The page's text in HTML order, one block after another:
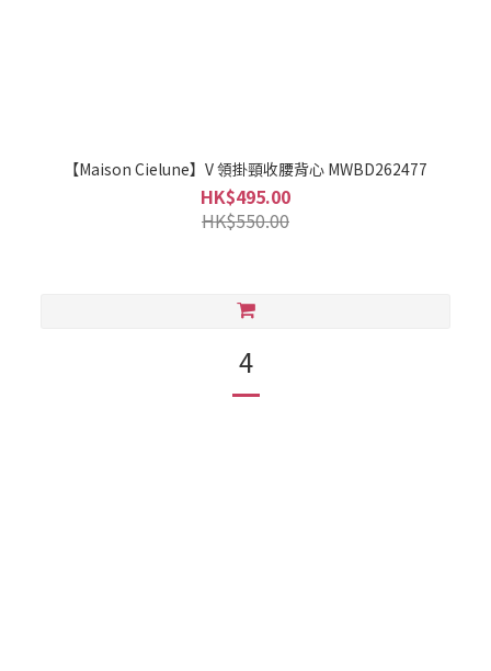
【Maison Cielune】V 領掛頸收腰背心 MWBD262477
HK$495.00
HK$550.00
4